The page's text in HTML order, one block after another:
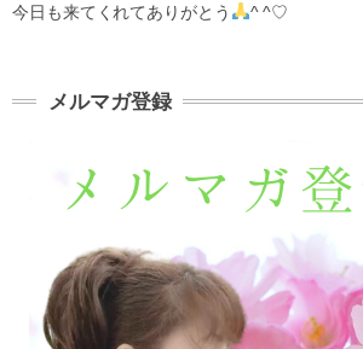
今日も来てくれてありがとう ^ ^♡
メルマガ登録